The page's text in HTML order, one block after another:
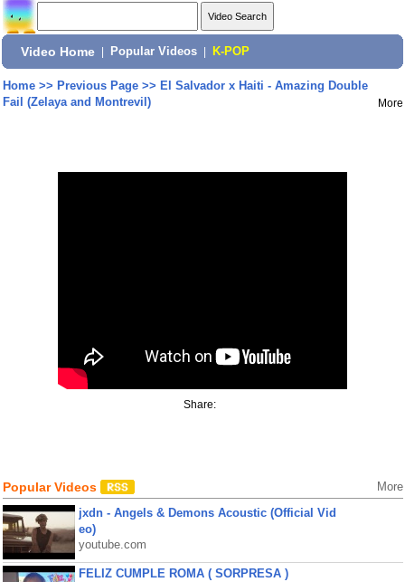
Video Home Popular Videos K-POP
Home>> Previous Page>> El Salvador x Haiti - Amazing Double
Fail (Zelaya and Montrevil)
More
Share:
Popular Videos More
jxdn - Angels & Demons Acoustic (Official Vid
eo)
youtube.com
FELIZ CUMPLE ROMA ( SORPRESA )